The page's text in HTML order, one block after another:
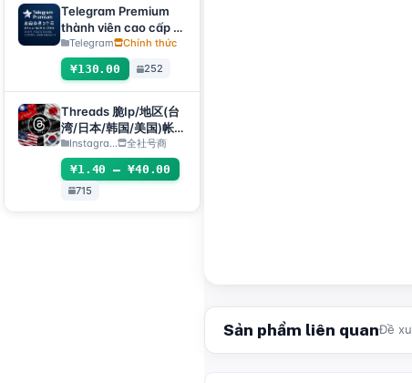
bị (nhận mã xác minh
+ tệp tdata/session)
🔥
Telegram Premium
thành viên cao cấp 3
tháng, phương thức
giao hàng: tự động
gửi liên kết quà tặng
[không phải sản
phẩm tài khoản, sản
phẩm có thể sử dụng
100% (không có dịch
vụ hậu mãi, xem mô
tả sản phẩm để biết
hướng dẫn sử dụng)]
Telegram Chính thức
¥130.00 252
Threads 脆Ip/地区(台
湾/日本/韩国/美国)帐
号-邮箱可自绑-ig 密码
可改｜Threads脆（新
号/月号/2025年脆号/
自选号）
Instagra... 全社号商
¥1.40 – ¥40.00
715
Sản phẩm liên quanĐề